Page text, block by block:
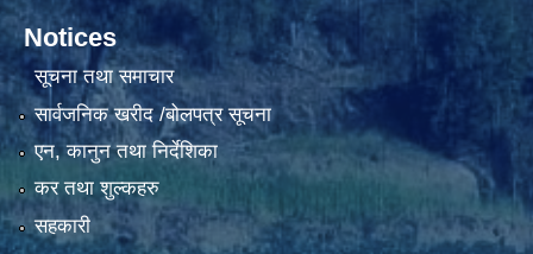
Notices
सूचना तथा समाचार
सार्वजनिक खरीद /बोलपत्र सूचना
एन, कानुन तथा निर्देशिका
कर तथा शुल्कहरु
सहकारी